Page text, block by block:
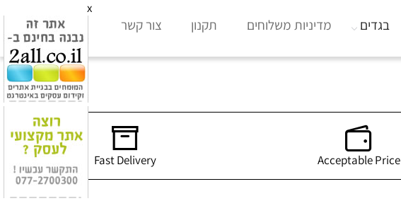
x
בגדים מדיניות משלוחים תקנון צור קשר
Acceptable Price
Fast Delivery